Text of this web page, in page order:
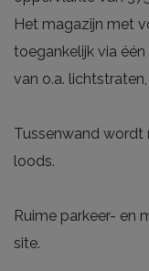
Het magazijn met
toegankelijk via
van o.a.
Tussenwand wordt
loods.
Ruime parkeer- en
site.